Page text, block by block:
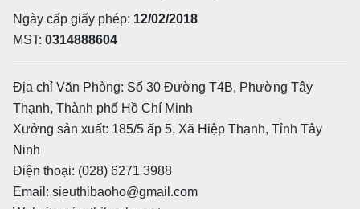
Ngày cấp giấy phép: 12/02/2018
MST: 0314888604
Địa chỉ Văn Phòng: Số 30 Đường T4B, Phường Tây
Thạnh, Thành phố Hồ Chí Minh
Xưởng sản xuất: 185/5 ấp 5, Xã Hiệp Thạnh, Tỉnh Tây
Ninh
Điện thoại: (028) 6271 3988
Email: sieuthibaoho@gmail.com